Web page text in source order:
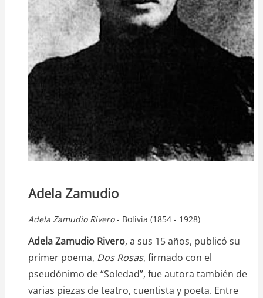
Adela Zamudio
Adela Zamudio Rivero- Bolivia (1854 - 1928)
Adela Zamudio Rivero, a sus 15 años, publicó su
primer poema, Dos Rosas, firmado con el
pseudónimo de “Soledad”, fue autora también de
varias piezas de teatro, cuentista y poeta. Entre